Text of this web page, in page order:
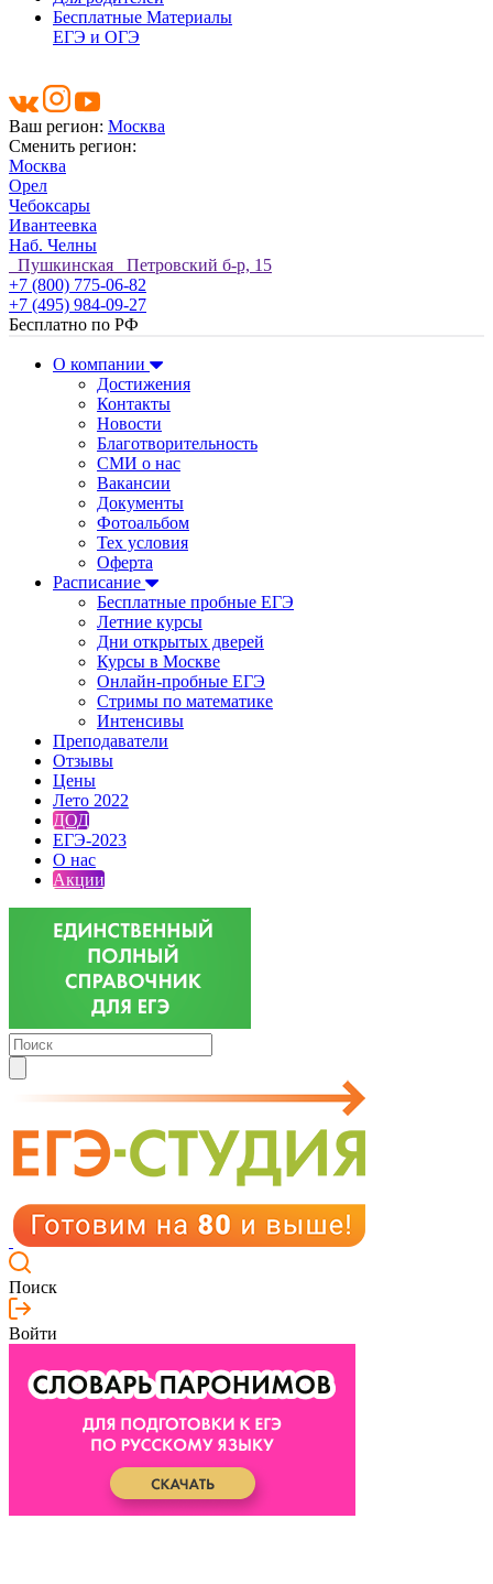
Бесплатные Материалы
ЕГЭ и ОГЭ
Ваш регион: Москва
Сменить регион:
Москва
Орел
Чебоксары
Ивантеевка
Наб. Челны
Пушкинская Петровский б-р, 15
+7 (800) 775-06-82
+7 (495) 984-09-27
Бесплатно по РФ
О компании
Достижения
Контакты
Новости
Благотворительность
СМИ о нас
Вакансии
Документы
Фотоальбом
Тех условия
Оферта
Расписание
Бесплатные пробные ЕГЭ
Летние курсы
Дни открытых дверей
Курсы в Москве
Онлайн-пробные ЕГЭ
Стримы по математике
Интенсивы
Преподаватели
Отзывы
Цены
Лето 2022
ДОД
ЕГЭ-2023
О нас
Акции
Поиск
Войти